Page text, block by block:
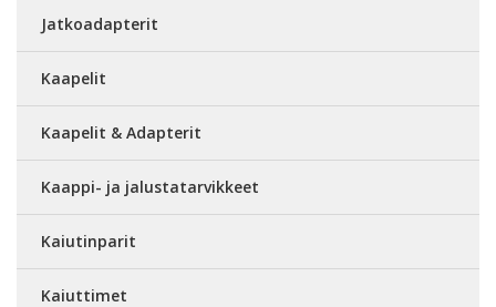
Jatkoadapterit
Kaapelit
Kaapelit & Adapterit
Kaappi- ja jalustatarvikkeet
Kaiutinparit
Kaiuttimet